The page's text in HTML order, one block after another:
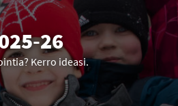
26
Kerro ideasi.